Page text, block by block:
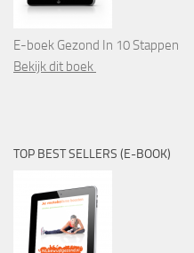
E-boek Gezond In 10 Stappen
Bekijk dit boek
TOP BEST SELLERS (E-BOOK)